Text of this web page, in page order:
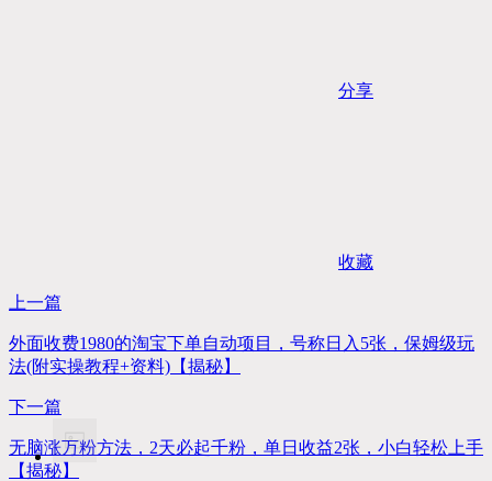
分享
收藏
上一篇
外面收费1980的淘宝下单自动项目，号称日入5张，保姆级玩
法(附实操教程+资料)【揭秘】
下一篇
无脑涨万粉方法，2天必起千粉，单日收益2张，小白轻松上手
【揭秘】